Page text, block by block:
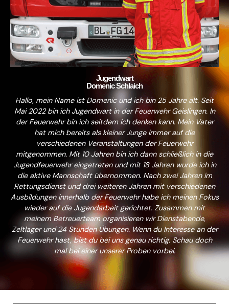
Jugendwart
Domenic Schlaich
Hallo, mein Name ist Domenic und ich bin 25 Jahre alt. Seit
Mai 2022 bin ich Jugendwart in der Feuerwehr Geislingen. In
der Feuerwehr bin ich seitdem ich denken kann. Mein Vater
hat mich bereits als kleiner Junge immer auf die
verschiedenen Veranstaltungen der Feuerwehr
mitgenommen. Mit 10 Jahren bin ich dann schließlich in die
Jugendfeuerwehr eingetreten und mit 18 Jahren wurde ich in
die aktive Mannschaft übernommen. Nach zwei Jahren im
Rettungsdienst und drei weiteren Jahren mit verschiedenen
Ausbildungen innerhalb der Feuerwehr habe ich meinen Fokus
wieder auf die Jugendarbeit gerichtet. Zusammen mit
meinem Betreuerteam organisieren wir Dienstabende,
Zeltlager und 24 Stunden Übungen. Wenn du Interesse an der
Feuerwehr hast, bist du bei uns genau richtig. Schau doch
mal bei einer unserer Proben vorbei.